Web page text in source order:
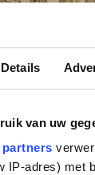
Details
van uw
partners
IP-adres) met